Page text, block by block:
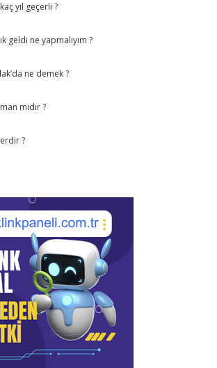
yıl geçerli ?
geldi ne yapmalıyım ?
ne demek ?
mıdır ?
?